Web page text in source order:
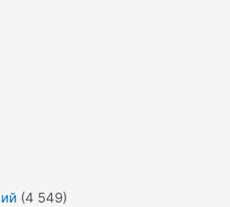
(4 549)